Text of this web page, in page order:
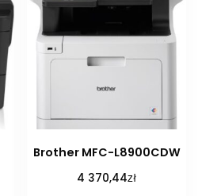
Brother MFC-L8900CDW
4 370,44zł